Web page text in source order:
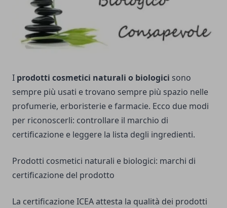
I prodotti cosmetici naturali o biologici sono
sempre più usati e trovano sempre più spazio nelle
profumerie, erboristerie e farmacie. Ecco due modi
per riconoscerli: controllare il marchio di
certificazione e leggere la lista degli ingredienti.
Prodotti cosmetici naturali e biologici: marchi di
certificazione del prodotto
La certificazione ICEA attesta la qualità dei prodotti